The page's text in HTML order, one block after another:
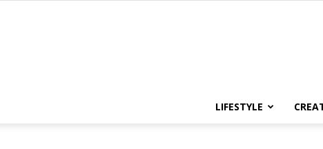
LIFESTYLE